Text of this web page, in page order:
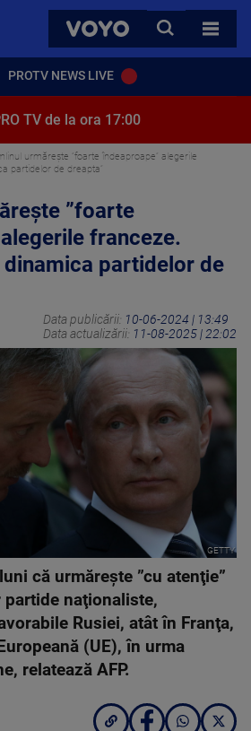
VOYO
CAUTA
TOATE
PROTV NEWS LIVE
TV de la ora 17:00
urmăreşte ”foarte îndeaproape” alegerile
partidelor de dreapta”
”foarte
franceze.
dinamica partidelor de
Data publicării: 10-06-2024 | 13:49
Data actualizării: 11-08-2025 | 22:02
GETTY
că urmăreşte ”cu atenţie”
naţionaliste,
Rusiei, atât în Franţa,
(UE), în urma
relatează AFP.